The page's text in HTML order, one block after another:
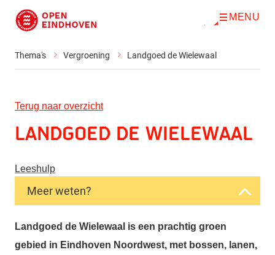
Direct naar de inhoud
O
MENU
Thema's Vergroening Landgoed de Wielewaal
Terug naar overzicht
Landgoed de Wielewaal
Leeshulp
Meer weten?
Landgoed de Wielewaal is een prachtig groen
gebied in Eindhoven Noordwest, met bossen, lanen,